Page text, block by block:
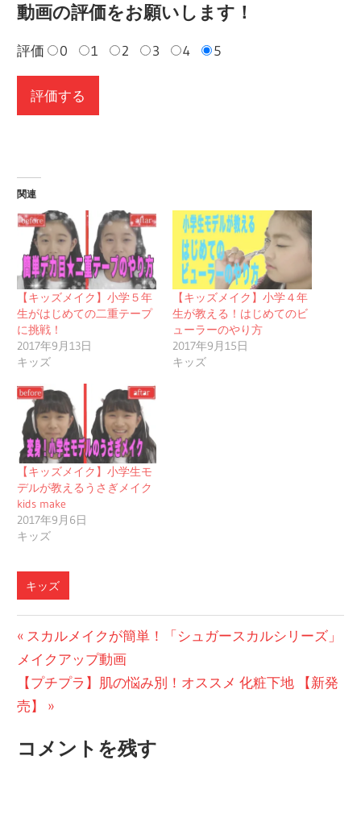
動画の評価をお願いします！
評価 0 1 2 3 4 5
関連
【キッズメイク】小学５年
生がはじめての二重テープ
に挑戦！
2017年9月13日
キッズ
【キッズメイク】小学４年
生が教える！はじめてのビ
ューラーのやり方
2017年9月15日
キッズ
【キッズメイク】小学生モ
デルが教えるうさぎメイク
kids make
2017年9月6日
キッズ
キッズ
投
稿
ナ
ゲ
前
の
投
稿:
スカルメイクが簡単！「シュガースカルシリーズ」
メイクアップ動画
次
の
稿:
【プチプラ】肌の悩み別！オススメ 化粧下地 【新発
売】
コメントを残す